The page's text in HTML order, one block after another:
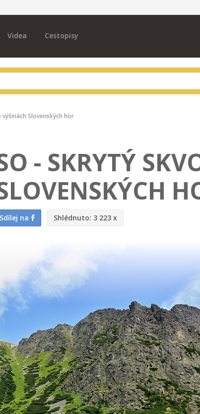
Videa Cestopisy
Slovenských hor
- SKRYTÝ
Sdílej na Shlédnuto: 3 223 x